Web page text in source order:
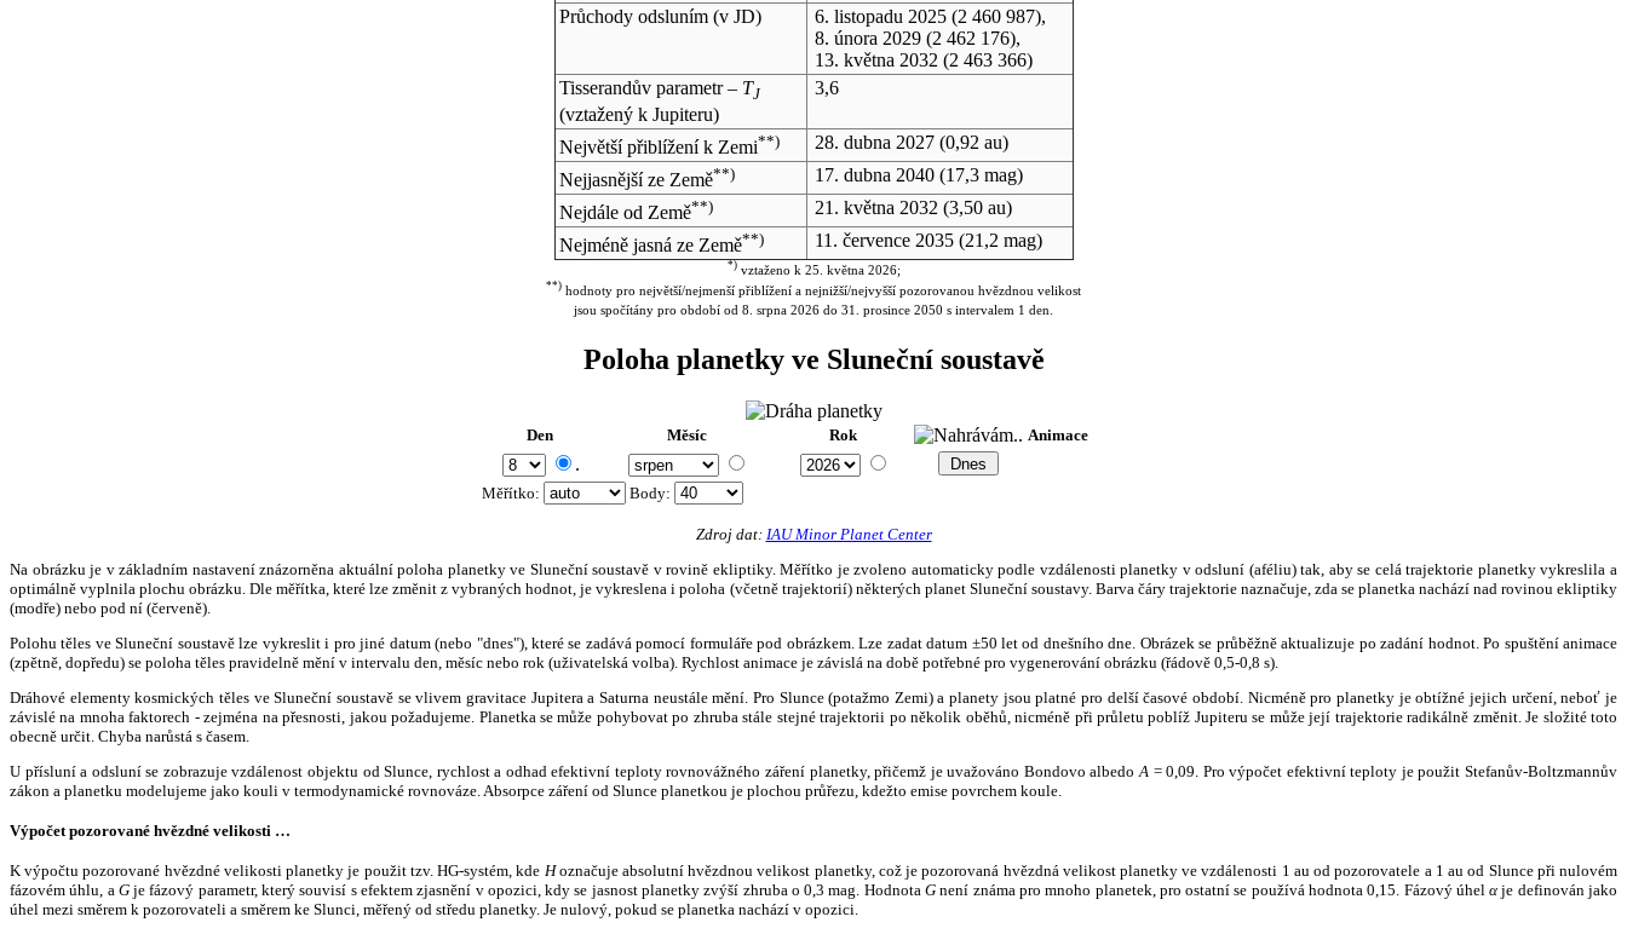
Průchody odsluním (v JD) 6. listopadu 2025(2 460 987),
8. února 2029(2 462 176),
13. května 2032 (2 463 366)
Tisserandův parametr – TJ
(vztažený k Jupiteru)
3,6
Největší přiblížení k Zemi**) 28. dubna 2027(0,92 au)
Nejjasnější ze Země**) 17. dubna 2040(17,3 mag)
Nejdále od Země**) 21. května 2032 (3,50 au)
Nejméně jasná ze Země**) 11. července 2035(21,2 mag)
*)vztaženo k 25. května 2026;
**) hodnoty pro největší/nejmenší přiblížení a nejnižší/nejvyšší pozorovanou hvězdnou velikost
jsou spočítány pro období od 8. srpna 2026 do 31. prosince 2050 s intervalem 1 den.
Poloha planetky ve Sluneční soustavě
Den Měsíc Rok Animace
.
Měřítko: Body:
Zdroj dat: IAU Minor Planet Center
Na obrázku je v základním nastavení znázorněna aktuální poloha planetky ve Sluneční soustavě v rovině ekliptiky. Měřítko je zvoleno automaticky podle vzdálenosti planetky v odsluní (aféliu) tak, aby se celá trajektorie planetky vykreslila a
optimálně vyplnila plochu obrázku. Dle měřítka, které lze změnit z vybraných hodnot, je vykreslena i poloha (včetně trajektorií) některých planet Sluneční soustavy. Barva čáry trajektorie naznačuje, zda se planetka nachází nad rovinou ekliptiky
(modře) nebo pod ní (červeně).
Polohu těles ve Sluneční soustavě lze vykreslit i pro jiné datum (nebo "dnes"), které se zadává pomocí formuláře pod obrázkem. Lze zadat datum ±50 let od dnešního dne. Obrázek se průběžně aktualizuje po zadání hodnot. Po spuštění animace
(zpětně, dopředu) se poloha těles pravidelně mění v intervalu den, měsíc nebo rok (uživatelská volba). Rychlost animace je závislá na době potřebné pro vygenerování obrázku (řádově 0,5-0,8 s).
Dráhové elementy kosmických těles ve Sluneční soustavě se vlivem gravitace Jupitera a Saturna neustále mění. Pro Slunce (potažmo Zemi) a planety jsou platné pro delší časové období. Nicméně pro planetky je obtížné jejich určení, neboť je
závislé na mnoha faktorech - zejména na přesnosti, jakou požadujeme. Planetka se může pohybovat po zhruba stále stejné trajektorii po několik oběhů, nicméně při průletu poblíž Jupiteru se může její trajektorie radikálně změnit. Je složité toto
obecně určit. Chyba narůstá s časem.
U přísluní a odsluní se zobrazuje vzdálenost objektu od Slunce, rychlost a odhad efektivní teploty rovnovážného záření planetky, přičemž je uvažováno Bondovo albedo A = 0,09. Pro výpočet efektivní teploty je použit Stefanův-Boltzmannův
zákon a planetku modelujeme jako kouli v termodynamické rovnováze. Absorpce záření od Slunce planetkou je plochou průřezu, kdežto emise povrchem koule.
Výpočet pozorované hvězdné velikosti …
K výpočtu pozorované hvězdné velikosti planetky je použit tzv. HG-systém, kde Hoznačuje absolutní hvězdnou velikost planetky, což je pozorovaná hvězdná velikost planetky ve vzdálenosti 1 au od pozorovatele a 1 au od Slunce při nulovém
fázovém úhlu, a Gje fázový parametr, který souvisí s efektem zjasnění v opozici, kdy se jasnost planetky zvýší zhruba o 0,3 mag. HodnotaG není známa pro mnoho planetek, pro ostatní se používá hodnota 0,15. Fázový úhelα je definován jako
úhel mezi směrem k pozorovateli a směrem ke Slunci, měřený od středu planetky. Je nulový, pokud se planetka nachází v opozici.